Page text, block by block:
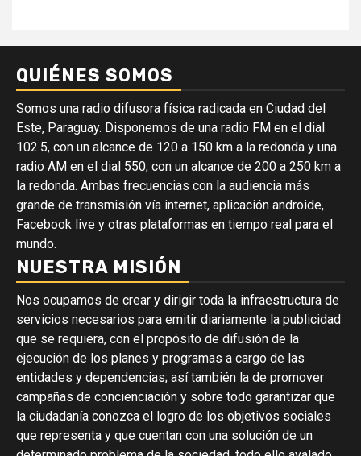
QUIÉNES SOMOS
Somos una radio difusora física radicada en Ciudad del
Este, Paraguay. Disponemos de una radio FM en el dial
102.5, con un alcance de 120 a 150 km a la redonda y una
radio AM en el dial 550, con un alcance de 200 a 250 km a
la redonda. Ambas frecuencias con la audiencia más
grande de transmisión vía internet, aplicación androide,
Facebook live y otras plataformas en tiempo real para el
mundo.
NUESTRA MISIÓN
Nos ocupamos de crear y dirigir toda la infraestructura de
servicios necesarios para emitir diariamente la publicidad
que se requiera, con el propósito de difusión de la
ejecución de los planes y programas a cargo de las
entidades y dependencias; así también la de promover
campañas de concienciación y sobre todo garantizar que
la ciudadanía conozca el logro de los objetivos sociales
que representa y que cuentan con una solución de un